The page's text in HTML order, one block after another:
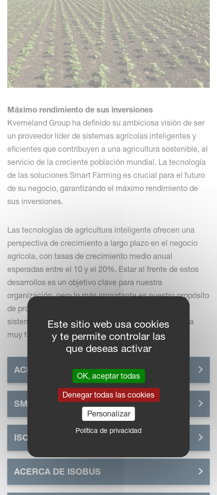
Máximo rendimiento de sus inversiones
Kverneland Group ha definido su ambiciosa visión de ser
un proveedor líder de sistemas agrícolas inteligentes y
eficientes que contribuyen a una agricultura sostenible, al
servicio de la creciente población mundial. La tecnología
de las soluciones Smart Farming es crucial para el futuro
de su negocio, garantizando el máximo rendimiento de
sus inversiones.
Las tecnologías de agricultura inteligente ofrecen una
perspectiva de crecimiento a largo plazo en el negocio
agrícola, con tasas de crecimiento medio anual
esperadas entre el 10 y el 20%. Estar al frente de estos
desarrollos es un objetivo clave para nuestra
organización, pero lo más importante es nuestro propósito
de proporcionar a los agricultores los implementos y
sistemas adecuados con los que, en primer lugar, sea
muy fácil trabajar.
ACERCA DE IM FARMING
SMART FARMING: EL FUTURO
ISOMATCH
ACERCA DE ISOBUS
Este sitio web usa cookies
y te permite controlar las
que deseas activar
OK, aceptar todas
Denegar todas las cookies
Personalizar
Política de privacidad